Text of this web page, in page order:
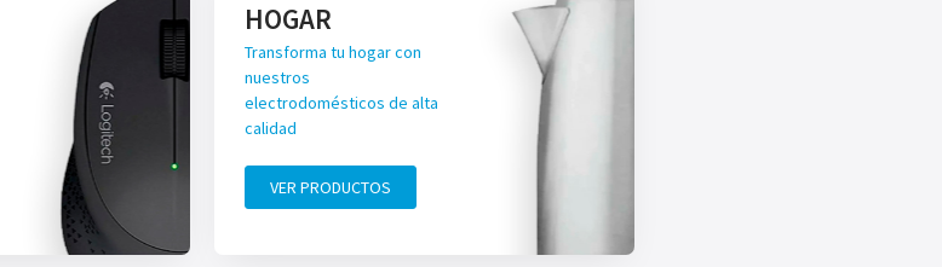
HOGAR
Transforma tu hogar con
nuestros
electrodomésticos de alta
calidad
VER PRODUCTOS